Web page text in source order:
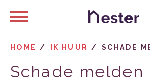
Naar hoofdinhoud
Naar hoofdnavigatiemenu
Naar zoeken
Naar de
Ga naar Hoofd
HOME IK HUUR SCHADE
Schade melden